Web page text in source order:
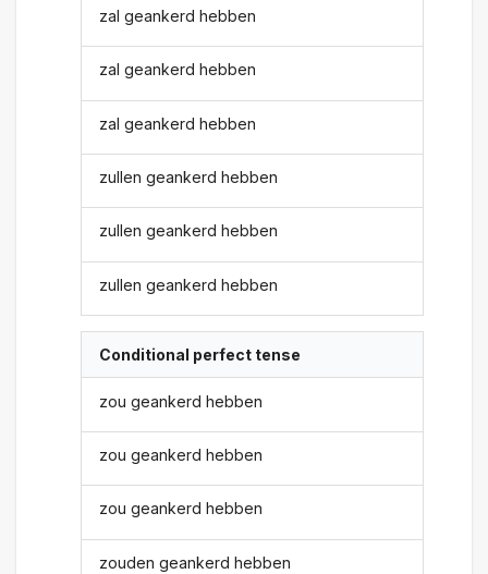
zal geankerd hebben
zal geankerd hebben
zal geankerd hebben
zullen geankerd hebben
zullen geankerd hebben
zullen geankerd hebben
Conditional perfect tense
zou geankerd hebben
zou geankerd hebben
zou geankerd hebben
zouden geankerd hebben